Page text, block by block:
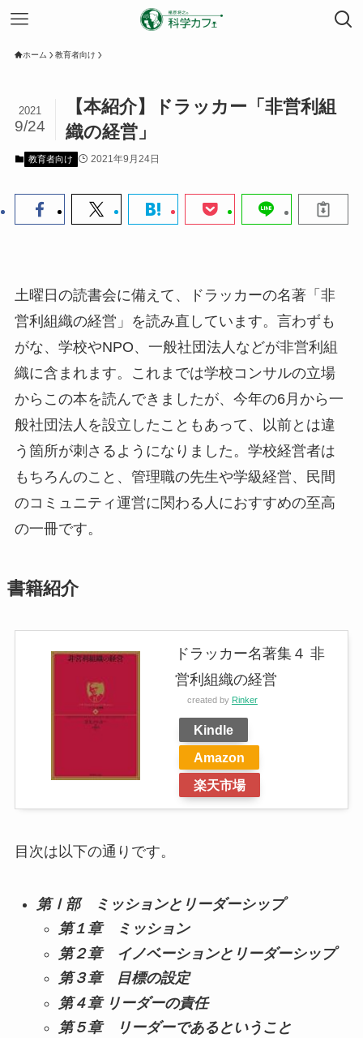
ホーム 教育者向け
【本紹介】ドラッカー「非営利組
織の経営」
2021
9/24
教育者向け 2021年9月24日
土曜日の読書会に備えて、ドラッカーの名著「非
営利組織の経営」を読み直しています。言わずも
がな、学校やNPO、一般社団法人などが非営利組
織に含まれます。これまでは学校コンサルの立場
からこの本を読んできましたが、今年の6月から一
般社団法人を設立したこともあって、以前とは違
う箇所が刺さるようになりました。学校経営者は
もちろんのこと、管理職の先生や学級経営、民間
のコミュニティ運営に関わる人におすすめの至高
の一冊です。
書籍紹介
ドラッカー名著集４ 非
営利組織の経営
created by Rinker
Kindle
Amazon
楽天市場
目次は以下の通りです。
第Ⅰ部 ミッションとリーダーシップ
第１章 ミッション
第２章 イノベーションとリーダーシップ
第３章 目標の設定
第４章 リーダーの責任
第５章 リーダーであるということ